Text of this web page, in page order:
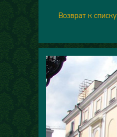
Возврат к списку